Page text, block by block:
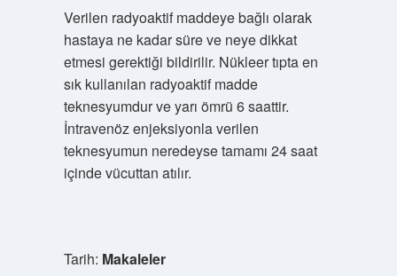
Verilen radyoaktif maddeye bağlı olarak
hastaya ne kadar süre ve neye dikkat
etmesi gerektiği bildirilir. Nükleer tıpta en
sık kullanılan radyoaktif madde
teknesyumdur ve yarı ömrü 6 saattir.
İntravenöz enjeksiyonla verilen
teknesyumun neredeyse tamamı 24 saat
içinde vücuttan atılır.
Tarih: Makaleler